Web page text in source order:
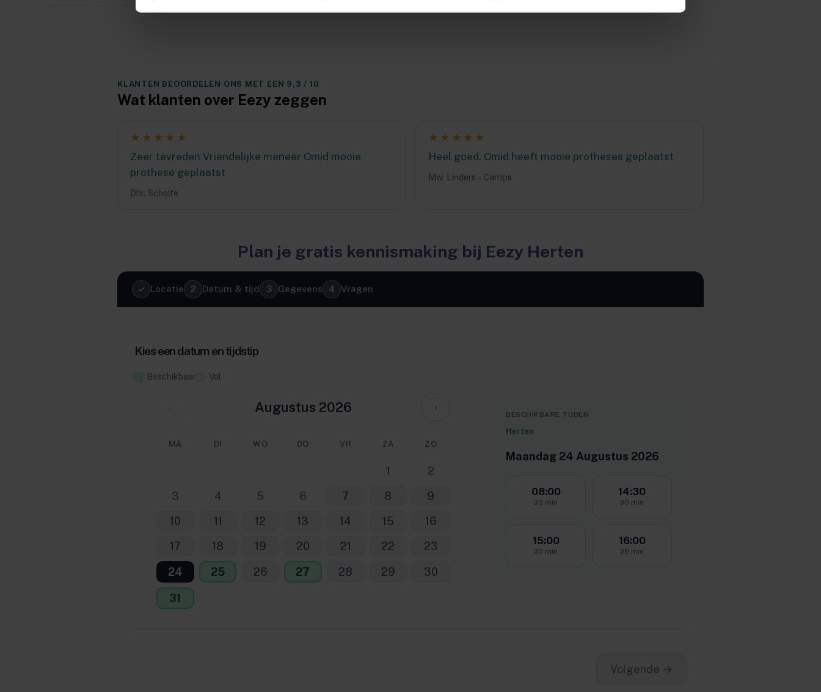
KLANTEN BEOORDELEN ONS MET EEN 9,3 / 10
Wat klanten over Eezy zeggen
★★★★★
Zeer tevreden Vriendelijke meneer Omid mooie
prothese geplaatst
Dhr. Scholte
★★★★★
Heel goed, Omid heeft mooie protheses geplaatst
Mw. Linders – Camps
Plan je gratis kennismaking bij Eezy Herten
Locatie Datum & tijd Gegevens Vragen
Kies een datum en tijdstip
Beschikbaar Vol
Augustus 2026 ›
MA DI WO DO VR ZA ZO
1
2
3
4 5 6 7 8
9
10
11 12 13 14 15
16
17
18 19 20 21 22
23
24
25 26 27 28 29 30
31
BESCHIKBARE TIJDEN
Herten
Maandag 24 Augustus 2026
08:00
30 min
14:30
30 min
15:00
30 min
16:00
30 min
Volgende →